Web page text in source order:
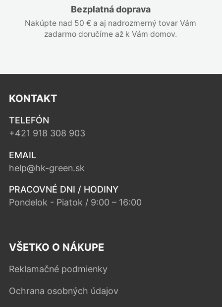
Bezplatná doprava
Nakúpte nad 50 € a aj nadrozmerný tovar Vám
zadarmo doručíme až k Vám domov.
KONTAKT
TELEFÓN
+421 918 308 903
EMAIL
help@hk-green.sk
PRACOVNÉ DNI / HODINY
Pondelok - Piatok / 9:00 – 16:00
VŠETKO O NÁKUPE
Reklamačné podmienky
Ochrana osobných údajov